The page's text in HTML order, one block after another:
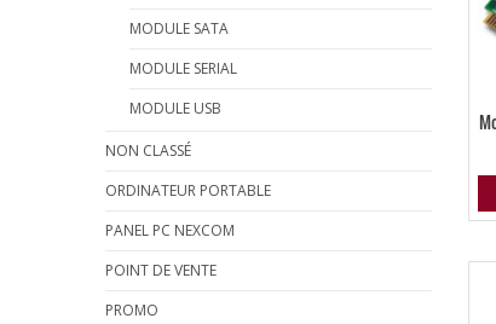
MODULE SATA
MODULE SERIAL
MODULE USB
NON CLASSÉ
ORDINATEUR PORTABLE
PANEL PC NEXCOM
POINT DE VENTE
PROMO